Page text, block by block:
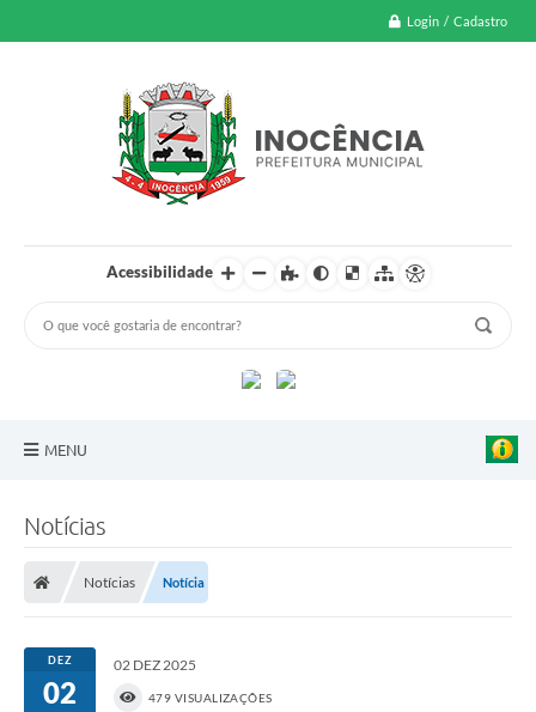
Login / Cadastro
Acessibilidade
MENU
Transparência Pública
Notícias
Legislação
Notícias
Notícias Notícia
DEZ
02
02 DEZ 2025
479 VISUALIZAÇÕES